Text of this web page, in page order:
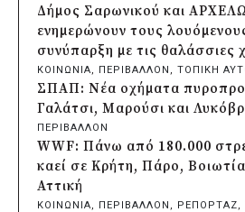
πριν από 2 μέρες
Περιφέρεια Αττικής: Έξι
για την ψηφιακή μετάβαση
επιχειρήσεων
πριν από 2 μέρες
Δήμος Σαρωνικού και
ενημερώνουν τους λουόμενους
συνύπαρξη με τις θαλάσσιες
πριν από 2 μέρες
Δήμος Κυθήρων: Απαγόρευση
στην παραλία Λυκοδήμου για
Δήμος Σαρωνικού και
ενημερώνουν τους
συνύπαρξη με τις θαλάσσιες
ΚΟΙΝΩΝΙΑ, ΠΕΡΙΒΑΛΛΟΝ , ΤΟΠΙΚΗ
ΣΠΑΠ: Νέα οχήματα
Γαλάτσι, Μαρούσι και
ΠΕΡΙΒΑΛΛΟΝ
WWF: Πάνω από 180.000
καεί σε Κρήτη, Πάρο, Βοιωτία
Αττική
ΚΟΙΝΩΝΙΑ, ΠΕΡΙΒΑΛΛΟΝ , ΡΕΠΟΡΤΑΖ,